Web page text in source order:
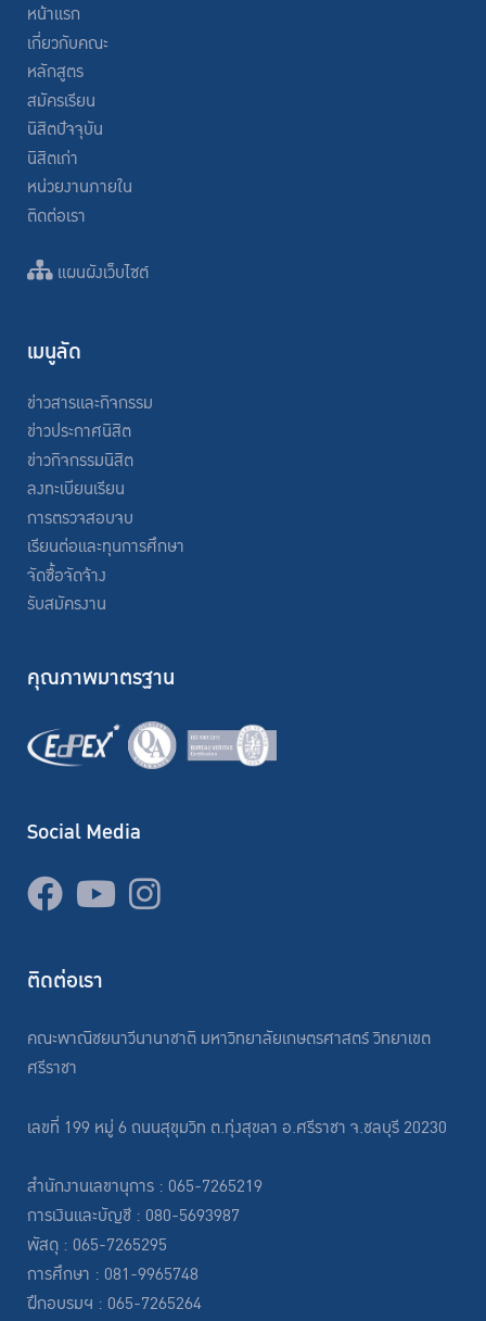
หน้าแรก
เกี่ยวกับคณะ
หลักสูตร
สมัครเรียน
นิสิตปัจจุบัน
นิสิตเก่า
หน่วยงานภายใน
ติดต่อเรา
แผนผังเว็บไซต์
เมนูลัด
ข่าวสารและกิจกรรม
ข่าวประกาศนิสิต
ข่าวกิจกรรมนิสิต
ลงทะเบียนเรียน
การตรวจสอบจบ
เรียนต่อและทุนการศึกษา
จัดซื้อจัดจ้าง
รับสมัครงาน
คุณภาพมาตรฐาน
Social Media
ติดต่อเรา
คณะพาณิชยนาวีนานาชาติ มหาวิทยาลัยเกษตรศาสตร์ วิทยาเขต
ศรีราชา
เลขที่ 199 หมู่ 6 ถนนสุขุมวิท ต.ทุ่งสุขลา อ.ศรีราชา จ.ชลบุรี 20230
สำนักงานเลขานุการ : 065-7265219
การเงินและบัญชี : 080-5693987
พัสดุ : 065-7265295
การศึกษา : 081-9965748
ฝึกอบรมฯ : 065-7265264